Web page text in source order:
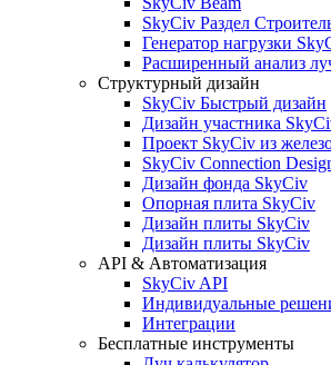
SkyCiv Раздел
Генератор нагрузки
Расширенный анализ
Структурный дизайн
SkyCiv Быстрый дизайн
Дизайн участника
Проект SkyCiv из
SkyCiv Connection
Дизайн фонда SkyCiv
Опорная плита SkyCiv
Дизайн плиты SkyCiv
Дизайн плиты SkyCiv
API & Автоматизация
SkyCiv API
Индивидуальные
Интеграции
Бесплатные инструменты